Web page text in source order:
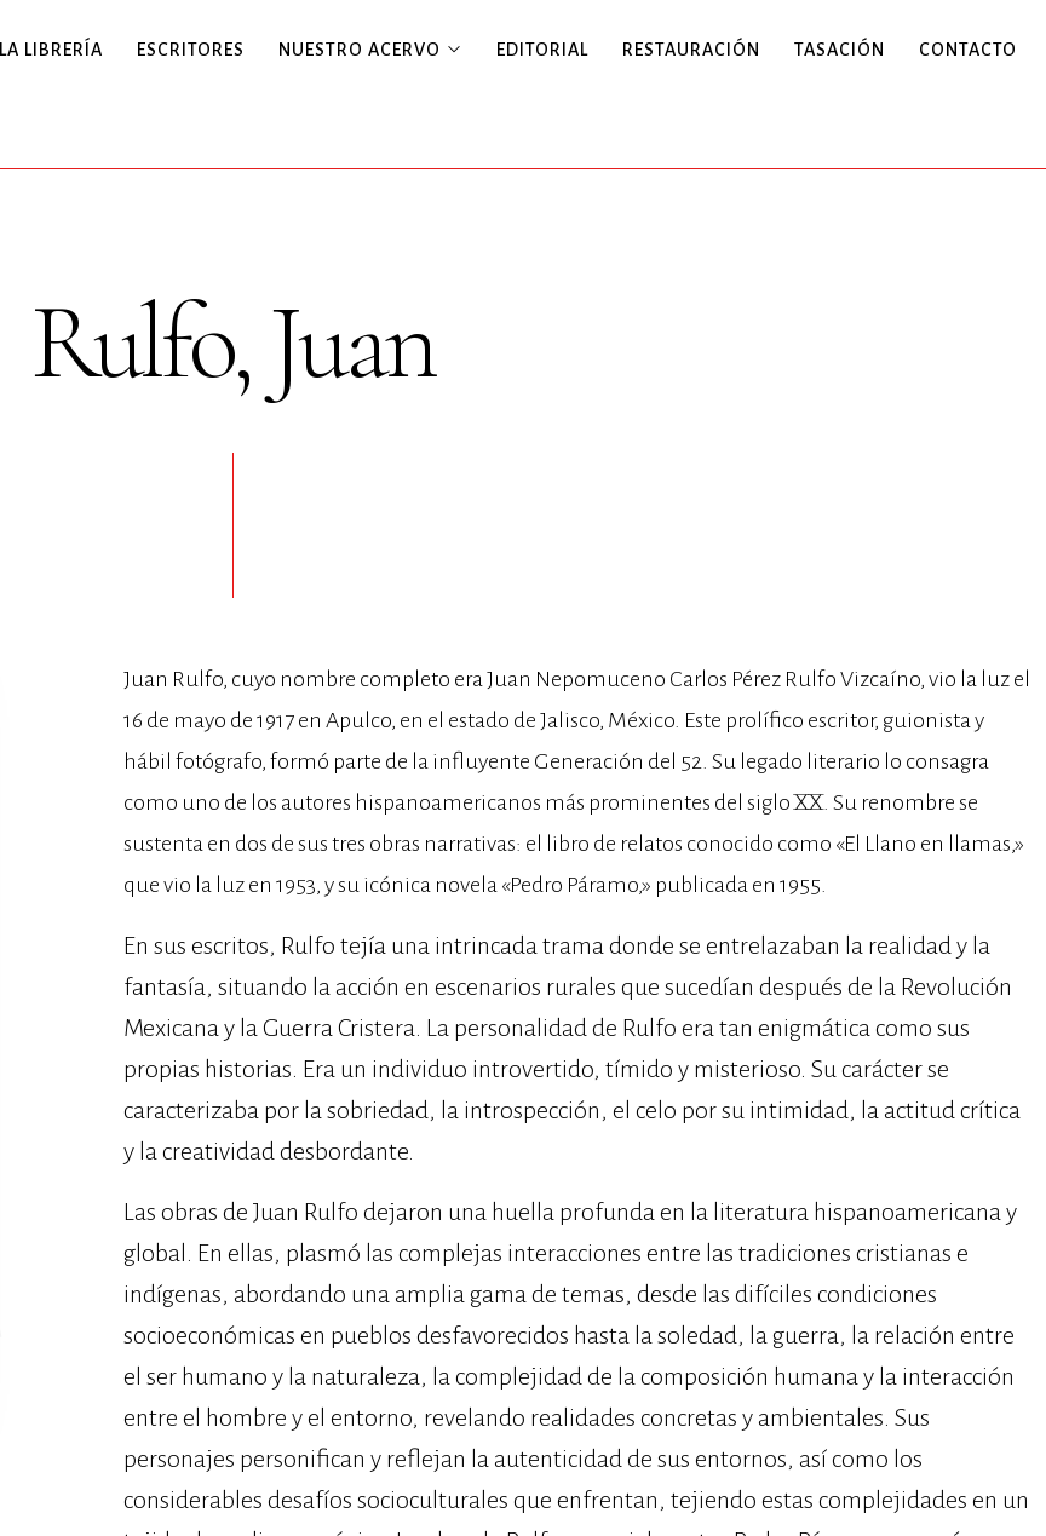
LA LIBRERÍA ESCRITORES NUESTRO ACERVO EDITORIAL RESTAURACIÓN TASACIÓN CONTACTO
Rulfo, Juan
Juan Rulfo, cuyo nombre completo era Juan Nepomuceno Carlos Pérez Rulfo Vizcaíno, vio la luz el
16 de mayo de 1917 en Apulco, en el estado de Jalisco, México. Este prolífico escritor, guionista y
hábil fotógrafo, formó parte de la influyente Generación del 52. Su legado literario lo consagra
como uno de los autores hispanoamericanos más prominentes del siglo XX. Su renombre se
sustenta en dos de sus tres obras narrativas: el libro de relatos conocido como «El Llano en llamas,»
que vio la luz en 1953, y su icónica novela «Pedro Páramo,» publicada en 1955.
En sus escritos, Rulfo tejía una intrincada trama donde se entrelazaban la realidad y la
fantasía, situando la acción en escenarios rurales que sucedían después de la Revolución
Mexicana y la Guerra Cristera. La personalidad de Rulfo era tan enigmática como sus
propias historias. Era un individuo introvertido, tímido y misterioso. Su carácter se
caracterizaba por la sobriedad, la introspección, el celo por su intimidad, la actitud crítica
y la creatividad desbordante.
Las obras de Juan Rulfo dejaron una huella profunda en la literatura hispanoamericana y
global. En ellas, plasmó las complejas interacciones entre las tradiciones cristianas e
indígenas, abordando una amplia gama de temas, desde las difíciles condiciones
socioeconómicas en pueblos desfavorecidos hasta la soledad, la guerra, la relación entre
el ser humano y la naturaleza, la complejidad de la composición humana y la interacción
entre el hombre y el entorno, revelando realidades concretas y ambientales. Sus
personajes personifican y reflejan la autenticidad de sus entornos, así como los
considerables desafíos socioculturales que enfrentan, tejiendo estas complejidades en un